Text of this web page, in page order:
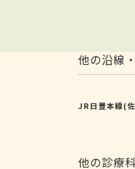
他の沿線
JR日豊本線(
他の診療